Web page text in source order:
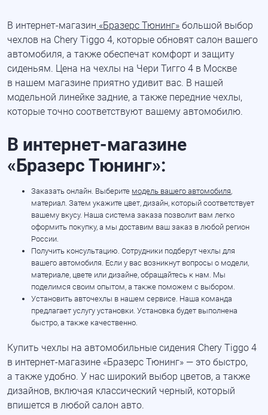
В интернет-магазин «Бразерс Тюнинг» большой выбор
чехлов на Chery Tiggo 4, которые обновят салон вашего
автомобиля, а также обеспечат комфорт и защиту
сиденьям. Цена на чехлы на Чери Тигго 4 в Москве
в нашем магазине приятно удивит вас. В нашей
модельной линейке задние, а также передние чехлы,
которые точно соответствуют вашему автомобилю.
В интернет-магазине
«Бразерс Тюнинг»:
Заказать онлайн. Выберите модель вашего автомобиля,
материал. Затем укажите цвет, дизайн, который соответствует
вашему вкусу. Наша система заказа позволит вам легко
оформить покупку, а мы доставим ваш заказ в любой регион
России.
Получить консультацию. Сотрудники подберут чехлы для
вашего автомобиля. Если у вас возникнут вопросы о модели,
материале, цвете или дизайне, обращайтесь к нам. Мы
поделимся своим опытом, а также поможем с выбором.
Установить авточехлы в нашем сервисе. Наша команда
предлагает услугу установки. Установка будет выполнена
быстро, а также качественно.
Купить чехлы на автомобильные сидения Chery Tiggo 4
в интернет-магазине «Бразерс Тюнинг» — это быстро,
а также удобно. У нас широкий выбор цветов, а также
дизайнов, включая классический черный, который
впишется в любой салон авто.